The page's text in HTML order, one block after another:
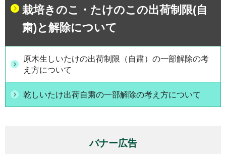
栽培きのこ・たけのこの出荷制限(自
粛)と解除について
原木生しいたけの出荷制限（自粛）の一部解除の考
え方について
乾しいたけ出荷自粛の一部解除の考え方について
バナー広告